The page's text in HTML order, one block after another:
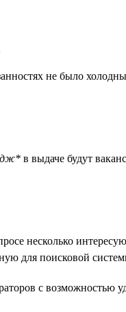
не было
в выдаче будут
несколько
для поисковой
с возможностью